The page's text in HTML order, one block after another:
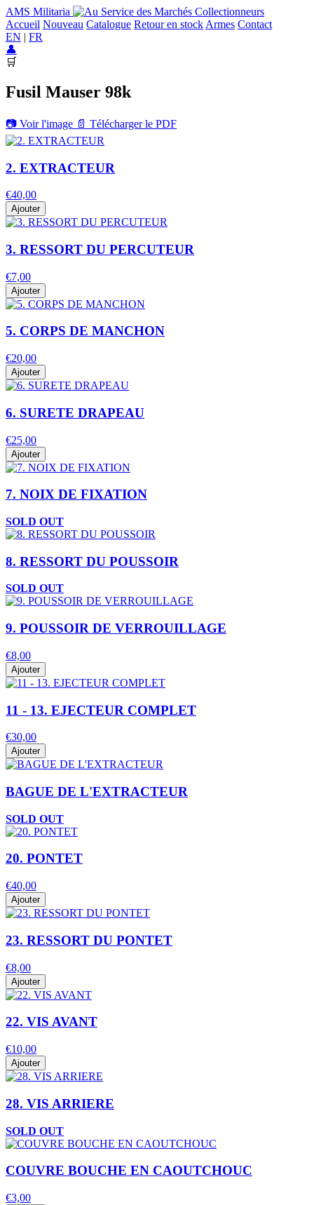
AMS Militaria
Accueil Nouveau Catalogue Retour en stock Armes Contact
EN | FR
👤
🛒
Fusil Mauser 98k
📷 Voir l'image 📄 Télécharger le PDF
2. EXTRACTEUR
€40,00
Ajouter
3. RESSORT DU PERCUTEUR
€7,00
Ajouter
5. CORPS DE MANCHON
€20,00
Ajouter
6. SURETE DRAPEAU
€25,00
Ajouter
7. NOIX DE FIXATION
SOLD OUT
8. RESSORT DU POUSSOIR
SOLD OUT
9. POUSSOIR DE VERROUILLAGE
€8,00
Ajouter
11 - 13. EJECTEUR COMPLET
€30,00
Ajouter
BAGUE DE L'EXTRACTEUR
SOLD OUT
20. PONTET
€40,00
Ajouter
23. RESSORT DU PONTET
€8,00
Ajouter
22. VIS AVANT
€10,00
Ajouter
28. VIS ARRIERE
SOLD OUT
COUVRE BOUCHE EN CAOUTCHOUC
€3,00